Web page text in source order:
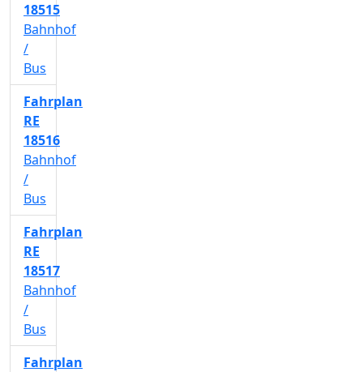
18515
Bahnhof
/
Bus
Fahrplan
RE
18516
Bahnhof
/
Bus
Fahrplan
RE
18517
Bahnhof
/
Bus
Fahrplan